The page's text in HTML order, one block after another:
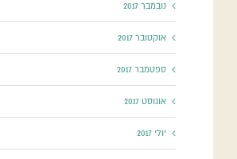
נובמבר 2017
אוקטובר 2017
ספטמבר 2017
אוגוסט 2017
יולי 2017